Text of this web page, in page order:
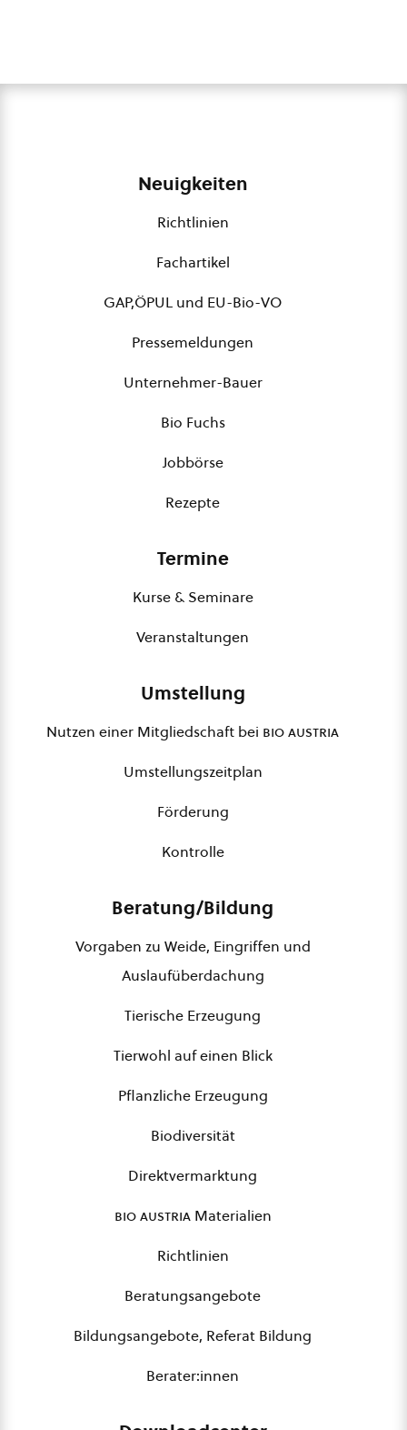
Neuigkeiten
Richtlinien
Fachartikel
GAP,ÖPUL und EU-Bio-VO
Pressemeldungen
Unternehmer-Bauer
Bio Fuchs
Jobbörse
Rezepte
Termine
Kurse & Seminare
Veranstaltungen
Umstellung
Nutzen einer Mitgliedschaft bei bio austria
Umstellungszeitplan
Förderung
Kontrolle
Beratung/Bildung
Vorgaben zu Weide, Eingriffen und
Auslaufüberdachung
Tierische Erzeugung
Tierwohl auf einen Blick
Pflanzliche Erzeugung
Biodiversität
Direktvermarktung
bio austriaMaterialien
Richtlinien
Beratungsangebote
Bildungsangebote, Referat Bildung
Berater:innen